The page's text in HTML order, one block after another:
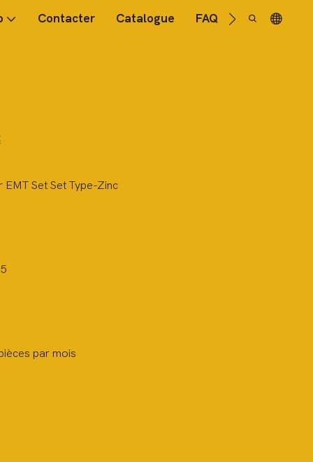
Contacter Catalogue FAQ
EMT Set Set Type-Zinc
par mois